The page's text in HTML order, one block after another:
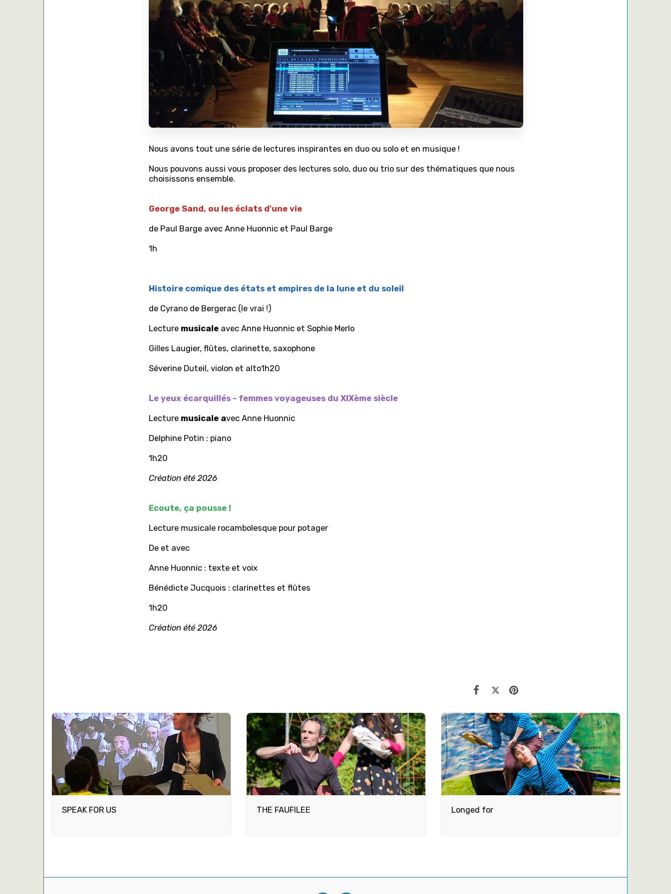
Nous avons tout une série de lectures inspirantes en duo ou solo et en musique !
Nous pouvons aussi vous proposer des lectures solo, duo ou trio sur des thématiques que nous
choisissons ensemble.
George Sand, ou les éclats d'une vie
de Paul Barge avec Anne Huonnic et Paul Barge
1h
Histoire comique des états et empires de la lune et du soleil
de Cyrano de Bergerac (le vrai !)
Lecture musicale avec Anne Huonnic et Sophie Merlo
Gilles Laugier, flûtes, clarinette, saxophone
Séverine Duteil, violon et alto1h20
Le yeux écarquillés - femmes voyageuses du XIXème siècle
Lecture musicale avec Anne Huonnic
Delphine Potin : piano
1h20
Création été 2026
Ecoute, ça pousse !
Lecture musicale rocambolesque pour potager
De et avec
Anne Huonnic : texte et voix
Bénédicte Jucquois : clarinettes et flûtes
1h20
Création été 2026
SPEAK FOR US THE FAUFILEE Longed for